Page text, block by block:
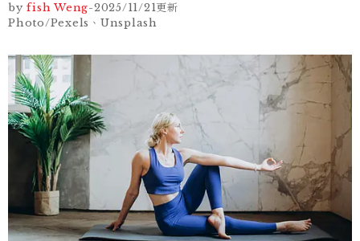
by fish Weng-2025/11/21更新
Photo/Pexels、Unsplash